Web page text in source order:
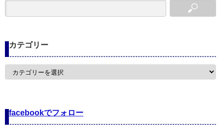
カテゴリー
カ
facebookでフォロー